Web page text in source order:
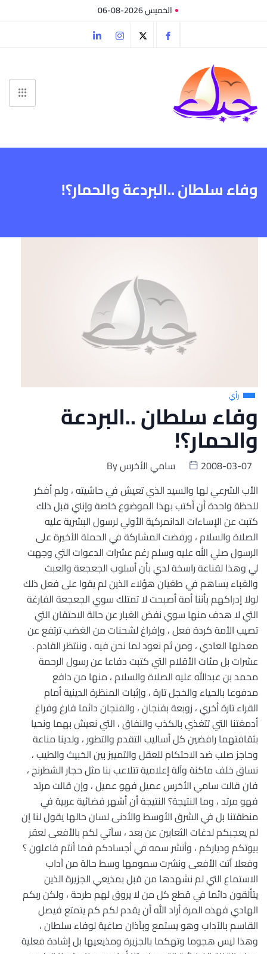
الخميس 2026-08-06
وفاء سلطان ..البردعة والحمار؟!
رأي
وفاء سلطان ..البردعة
والحمار؟!
Byسامي الأخرس
2008-03-07
الأب الشرعي لها والسيد الذي تعيش في حاشيته ، ولم أفكر
للحظة واحدة أن أكتب بهذا الموضوع خاصة وإنني قبل ذلك
كتبت عن الإساءات الدانمركية الأولي لرسول البشرية عليه
الصلاة والسلام ، ورفضت المشاركة في الحملة الأخيرة على
الرسول صلي الله عليه وسلم رغم عشرات الدعوات التي وجهت
لي وهذا لقناعة راسخة لدي بأن أسلوب الجعجعة والعبث
والغباء يساهم في طغيان هؤلاء الذين لم يقوا على فعل ذلك
لولا إدراكهم بأننا أمة أصبحت لا تمتلك سوي الجعجعة الفارغة
التي لا هدف منها سوي نفض الغبار عن حالة الاحتقان التي
تصيب الأمة كردة فعل ، وإفراغ لشحنات من الغضب ترتفع عن
معدلها العادي ، ومن ثم نعود لما نحن فيه ، وننتظر القادم .
عشرات بل مئات الأقلام التي كتبت دفاعا عن رسول الرحمة
محمد بن عبدالله عليه الصلاة والسلام ، منها من دافع
مدفوعا بالحياء والخجل تارة ، وإثبات المنظرة الدينية أمام
القراء تارة أخري ، زوبعة بفنجان ، والفنجان دائما فارغ وفراغ
أدمغتنا التي تتغذي بالكذب والنفاق ، التي نعيش بهما ونحيا
بثقافتهما رافضين كل أساليب التقدم والتطور ، ولدينا مناعة
وحاجز صلب ضد الاحتكام للعقل والتمييز بين الخبيث والطيب ،
نساق خلف ماكنة وآلة إعلامية تتلاعب بنا مثل حجار الشطرنج ،
فان قالت سامي الأخرس عميل فهو عميل ، وإن قالت مرتد
فهو مرتد ، وما النتيجة؟ النتيجة أن أشهر فضائية عربية في
منطقتنا بل في الشرق الأوسط والأدنى لسان حالها يقول لنا إن
لم يعجبكم لدغات الثعابين عن بعد ، سآتي لكم بالأفعى لعقر
بيوتكم ودياركم ، وأنشر سمه في أجسادكم فما أنتم فاعلون ؟
وفعلا آتت الأفعى ونشرت سمومها وسط حالة من آداب
الاستماع التي لم نشهدها من قبل بمذيعي الجزيرة الذين
يتألقون دائما في قطع كل من لا يروق لهم طرحة ، ولكن ربكم
الهادي فهذه المرة أراد الله أن يقدم لكم كم يتمتع فيصل
القاسم بالآداب وهو يستمع وبآذان صاغية لوفاء سلطان ،
وهذا ليس هجوما وتهكما بالجزيرة ومذيعيها بل إشادة فعلية